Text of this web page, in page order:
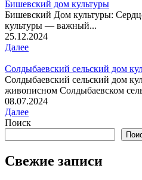
Бишевский дом культуры
Бишевский Дом культуры:
культуры — важный...
25.12.2024
Далее
Солдыбаевский сельский дом
Солдыбаевский сельский дом
живописном Солдыбаевском
08.07.2024
Далее
Поиск
Свежие записи